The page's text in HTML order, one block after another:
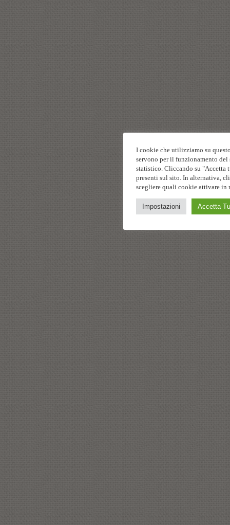
I cookie che utilizziamo su
servono per il funzionamento del
statistico. Cliccando su
presenti sul sito. In alternativa,
scegliere quali cookie attivare in
Impostazioni Accetta